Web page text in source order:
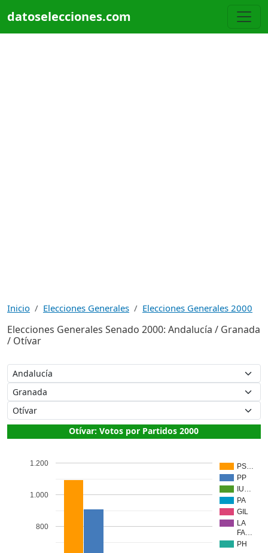
datoselecciones.com
Inicio Elecciones Generales Elecciones Generales 2000
Elecciones Generales Senado 2000: Andalucía / Granada
/ Otívar
Otívar: Votos por Partidos 2000
PS…
PP
IU…
PA
GIL
LA
FA…
PH
800
1.000
1.200